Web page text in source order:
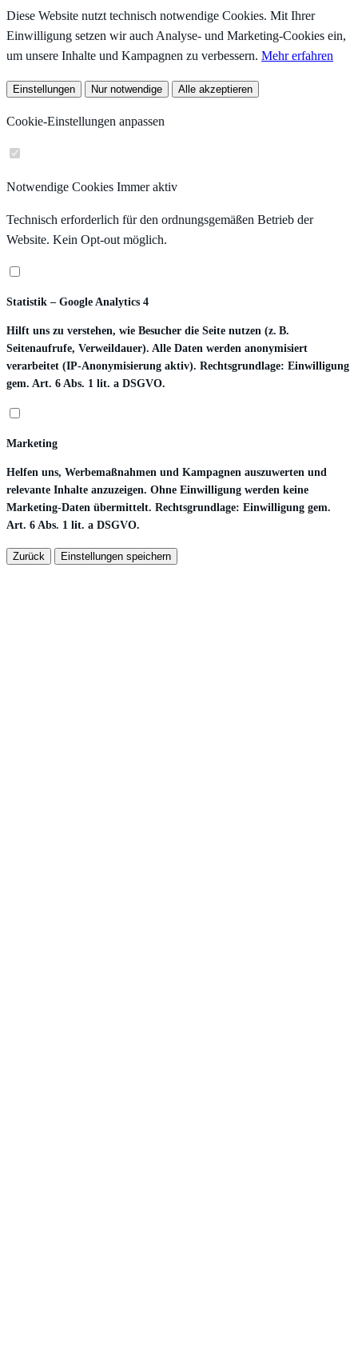
Diese Website nutzt technisch notwendige Cookies. Mit Ihrer
Einwilligung setzen wir auch Analyse- und Marketing-Cookies ein,
um unsere Inhalte und Kampagnen zu verbessern. Mehr erfahren
Einstellungen Nur notwendige Alle akzeptieren
Cookie-Einstellungen anpassen
Notwendige Cookies Immer aktiv
Technisch erforderlich für den ordnungsgemäßen Betrieb der
Website. Kein Opt-out möglich.
Statistik – Google Analytics 4
Hilft uns zu verstehen, wie Besucher die Seite nutzen (z. B.
Seitenaufrufe, Verweildauer). Alle Daten werden anonymisiert
verarbeitet (IP-Anonymisierung aktiv). Rechtsgrundlage: Einwilligung
gem. Art. 6 Abs. 1 lit. a DSGVO.
Marketing
Helfen uns, Werbemaßnahmen und Kampagnen auszuwerten und
relevante Inhalte anzuzeigen. Ohne Einwilligung werden keine
Marketing-Daten übermittelt. Rechtsgrundlage: Einwilligung gem.
Art. 6 Abs. 1 lit. a DSGVO.
Zurück Einstellungen speichern